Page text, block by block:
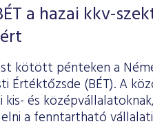
a hazai kkv-
kötött pénteken a
Értéktőzsde (BÉT). A
és
a fenntartható